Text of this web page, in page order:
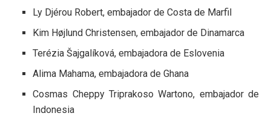
Ly Djérou Robert, embajador de Costa de Marfil
Kim Højlund Christensen, embajador de Dinamarca
Terézia Šajgalíková, embajadora de Eslovenia
Alima Mahama, embajadora de Ghana
Cosmas Cheppy Triprakoso Wartono, embajador de
Indonesia